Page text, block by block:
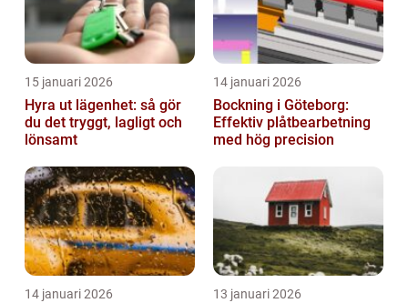
15 januari 2026
Hyra ut lägenhet: så gör
du det tryggt, lagligt och
lönsamt
14 januari 2026
Bockning i Göteborg:
Effektiv plåtbearbetning
med hög precision
14 januari 2026 13 januari 2026